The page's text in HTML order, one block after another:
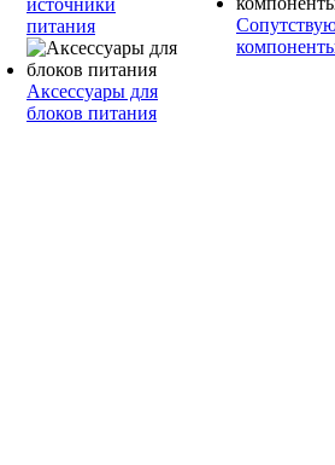
источники
питания
Аксессуары для
блоков питания